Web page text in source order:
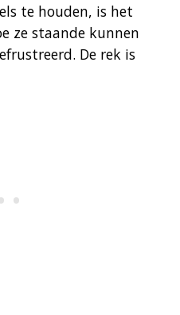
te houden, is het
ze staande kunnen
De rek is